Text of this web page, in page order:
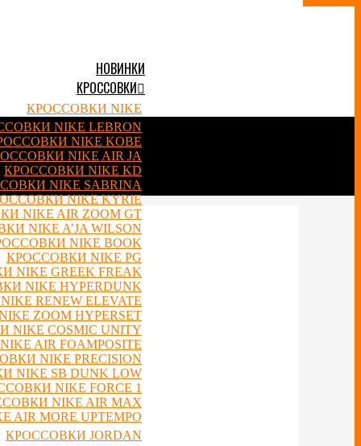
НОВИНКИ
КРОССОВКИ
КРОССОВКИ NIKE
NIKE LEBRON
NIKE KOBE
NIKE AIR JA
КРОССОВКИ NIKE KD
NIKE SABRINA
NIKE KYRIE
NIKE AIR ZOOM GT
NIKE A’JA WILSON
NIKE BOOK
КРОССОВКИ NIKE PG
NIKE GREEK FREAK
NIKE HYPERDUNK
RENEW ELEVATE
ZOOM HYPERSET
COSMIC UNITY
AIR FOAMPOSITE
NIKE PRECISION
NIKE SB DUNK LOW
NIKE FORCE 1
NIKE AIR MAX
MORE UPTEMPO
КРОССОВКИ JORDAN